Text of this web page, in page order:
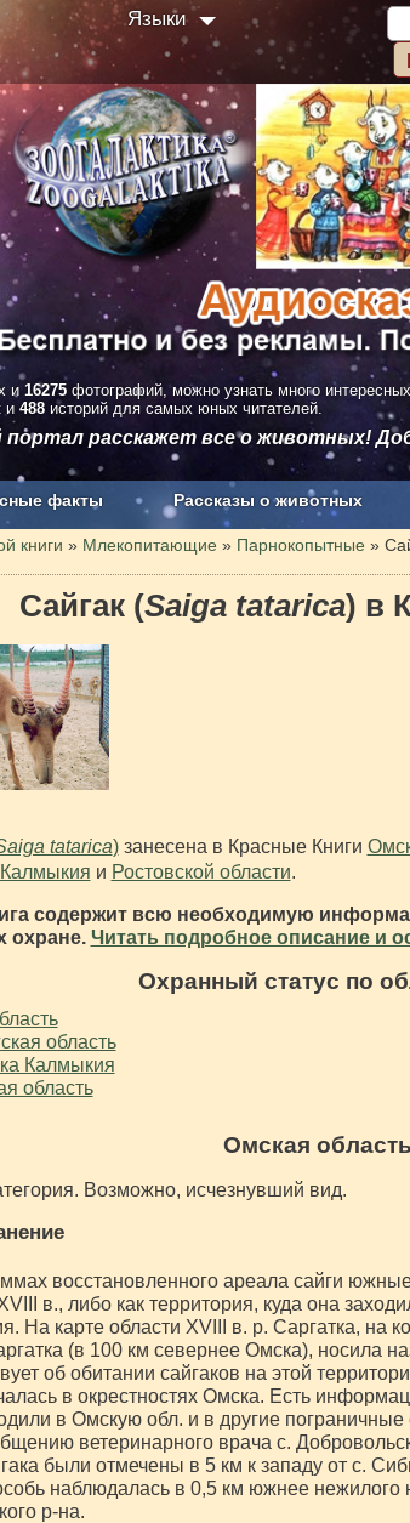
Языки
и 16275 фотографий, можно узнать много
и 488 историй для самых юных читателей.
портал расскажет все о животных!
факты Рассказы о животных
О проекте
книги » Млекопитающие » Парнокопытные »
Сайгак (Saiga tatarica) в
tatarica)занесена в Красные Книги
и Ростовской области.
содержит всю необходимую
охране. Читать подробное описание и
Охранный статус по
область
Калмыкия
область
Омская область
Возможно, исчезнувший вид.
восстановленного ареала сайги
в., либо как территория, куда она
На карте области XVIII в. р. Саргатка, на
(в 100 км севернее Омска), носила
об обитании сайгаков на этой
в окрестностях Омска. Есть
в Омскую обл. и в другие
ветеринарного врача с.
были отмечены в 5 км к западу от с.
наблюдалась в 0,5 км южнее нежилого
р-на.